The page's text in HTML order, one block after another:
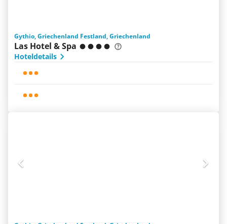
Gythio, Griechenland Festland, Griechenland
Las Hotel & Spa
Hoteldetails